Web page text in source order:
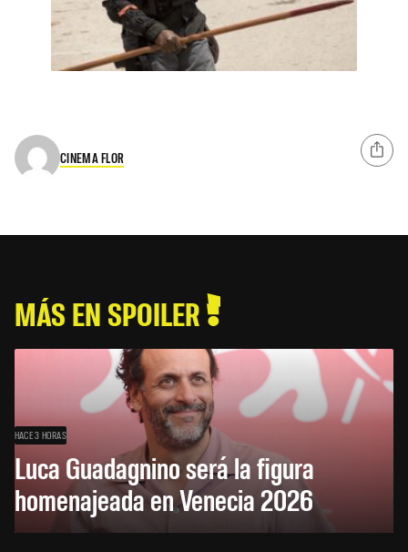
CINEMA FLOR
MÁS EN SPOILER
HACE 3 HORAS
Luca Guadagnino será la figura
homenajeada en Venecia 2026